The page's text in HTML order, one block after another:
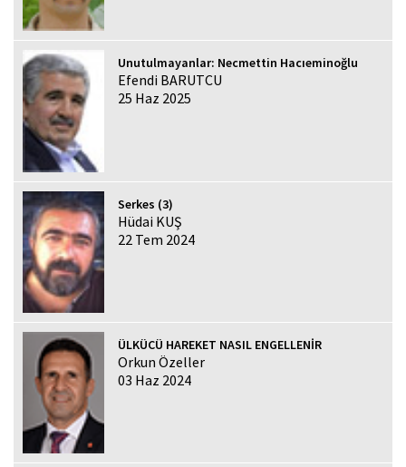
Unutulmayanlar: Necmettin Hacıeminoğlu
Efendi BARUTCU
25 Haz 2025
Serkes (3)
Hüdai KUŞ
22 Tem 2024
ÜLKÜCÜ HAREKET NASIL ENGELLENİR
Orkun Özeller
03 Haz 2024